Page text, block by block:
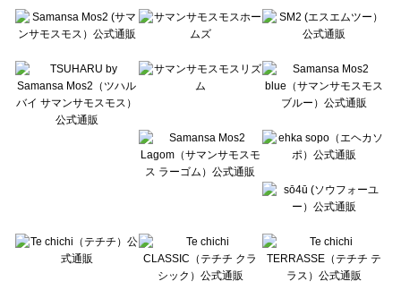
Te chichi（テチチ）のアウター一覧
Te chichi CLASSIC（テチチ クラシック）のアウター一覧
Lugnoncure（ルノンキュール）のアウター一覧
BETTY'S BLUE（べティーズブルー）のアウター一覧
Wpc.（ワールドパーティー）のアウター一覧